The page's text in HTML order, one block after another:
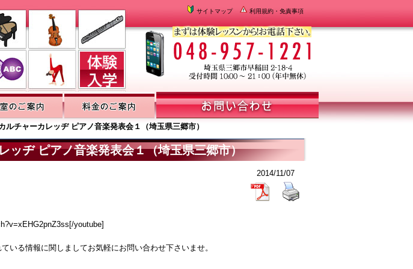
利用規約・免責事項
サイトマップ
ルチャーカレッヂ ピアノ音楽発表会１（埼玉県三郷市）
ッヂ ピアノ音楽発表会１（埼玉県三郷市）
2014/11/07
youtube]
いる情報に関しましてお気軽にお問い合わせ下さいませ。